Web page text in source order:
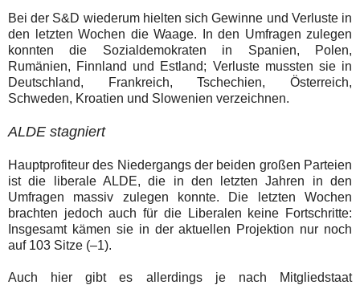
Bei der S&D wiederum hielten sich Gewinne und Verluste in
den letzten Wochen die Waage. In den Umfragen zulegen
konnten die Sozialdemokraten in Spanien, Polen,
Rumänien, Finnland und Estland; Verluste mussten sie in
Deutschland, Frankreich, Tschechien, Österreich,
Schweden, Kroatien und Slowenien verzeichnen.
ALDE stagniert
Hauptprofiteur des Niedergangs der beiden großen Parteien
ist die liberale ALDE, die in den letzten Jahren in den
Umfragen massiv zulegen konnte. Die letzten Wochen
brachten jedoch auch für die Liberalen keine Fortschritte:
Insgesamt kämen sie in der aktuellen Projektion nur noch
auf 103 Sitze (–1).
Auch hier gibt es allerdings je nach Mitgliedstaat